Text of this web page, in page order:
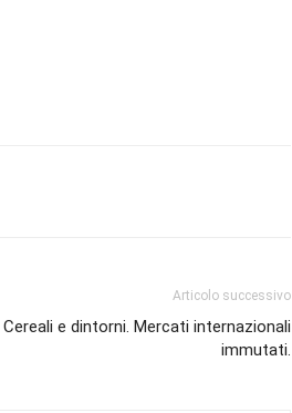
Articolo successivo
Cereali e dintorni. Mercati internazionali
immutati.